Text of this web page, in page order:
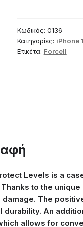
PRO
MAX
Forcell
compatible
Magsafe
Military
Drop-
Test
cyber
Κωδικός: 0136
Κατηγορίες: iPhone
Ετικέτα: Forcell
Levels is a
to the
damage. The
durability. An
allows for